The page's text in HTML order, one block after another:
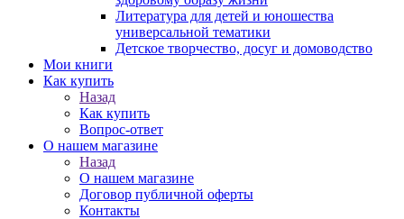
Литература для детей и юношества
универсальной тематики
Детское творчество, досуг и домоводство
Мои книги
Как купить
Назад
Как купить
Вопрос-ответ
О нашем магазине
Назад
О нашем магазине
Договор публичной оферты
Контакты